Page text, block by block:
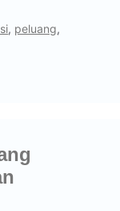
, peluang,